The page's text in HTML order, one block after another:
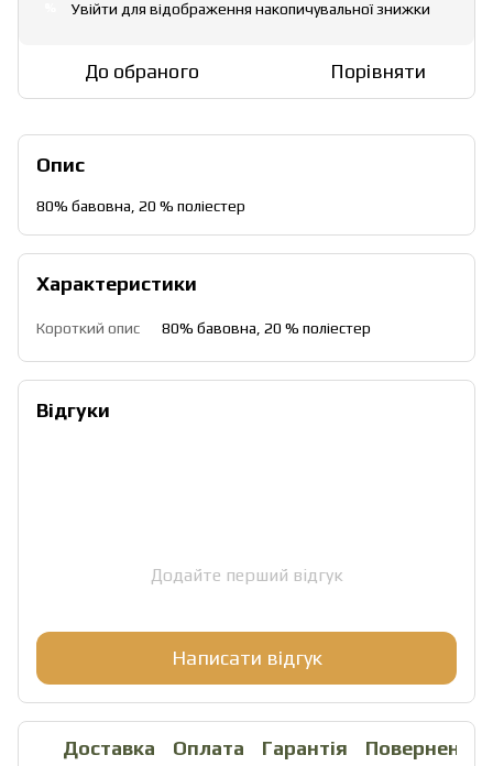
Увійти для відображення накопичувальної знижки
До обраного Порівняти
Опис
80% бавовна, 20 % поліестер
Характеристики
Короткий опис 80% бавовна, 20 % поліестер
Відгуки
Додайте перший відгук
Написати відгук
Доставка Оплата Гарантія Повернення